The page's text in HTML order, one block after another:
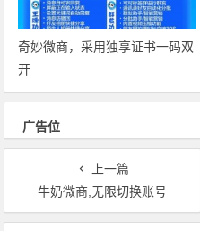
奇妙微商‎，采用独享证书一码双
开
广告位
上一篇
牛奶微商,无限切换账号